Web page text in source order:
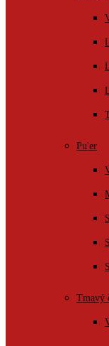
Pu'er
Tmavý